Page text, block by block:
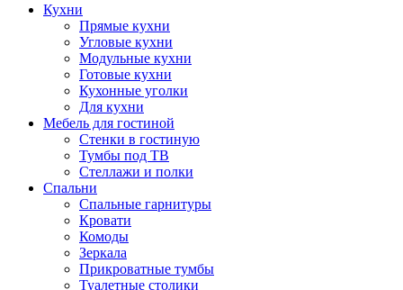
Кухни
Прямые кухни
Угловые кухни
Модульные кухни
Готовые кухни
Кухонные уголки
Для кухни
Мебель для гостиной
Стенки в гостиную
Тумбы под ТВ
Стеллажи и полки
Спальни
Спальные гарнитуры
Кровати
Комоды
Зеркала
Прикроватные тумбы
Туалетные столики